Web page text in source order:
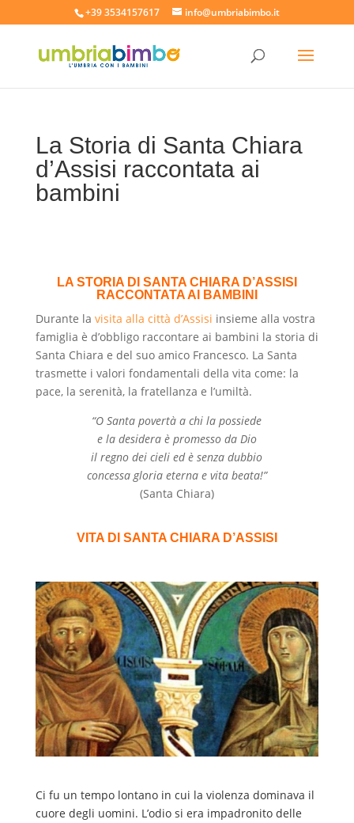
+39 3534157617 info@umbriabimbo.it
La Storia di Santa Chiara
d’Assisi raccontata ai
bambini
LA STORIA DI SANTA CHIARA D’ASSISI
RACCONTATA AI BAMBINI
Durante la visita alla città d’Assisi insieme alla vostra
famiglia è d’obbligo raccontare ai bambini la storia di
Santa Chiara e del suo amico Francesco. La Santa
trasmette i valori fondamentali della vita come: la
pace, la serenità, la fratellanza e l’umiltà.
“O Santa povertà a chi la possiede
e la desidera è promesso da Dio
il regno dei cieli ed è senza dubbio
concessa gloria eterna e vita beata!”
(Santa Chiara)
VITA DI SANTA CHIARA D’ASSISI
Ci fu un tempo lontano in cui la violenza dominava il
cuore degli uomini. L’odio si era impadronito delle